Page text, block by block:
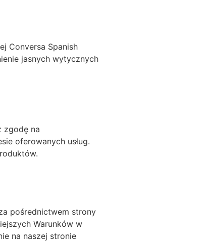
Conversa Spanish
jasnych wytycznych
zgodę na
oferowanych usług.
pośrednictwem strony
Warunków w
na naszej stronie